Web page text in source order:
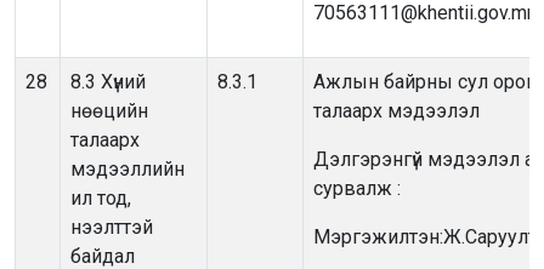
70563111@khentii.gov.mn
28
8.3 Хүний
нөөцийн
талаарх
мэдээллийн
ил тод,
нээлттэй
байдал
8.3.1
Ажлын байрны сул орон
талаарх мэдээлэл
Дэлгэрэнгүй мэдээлэл
сурвалж :